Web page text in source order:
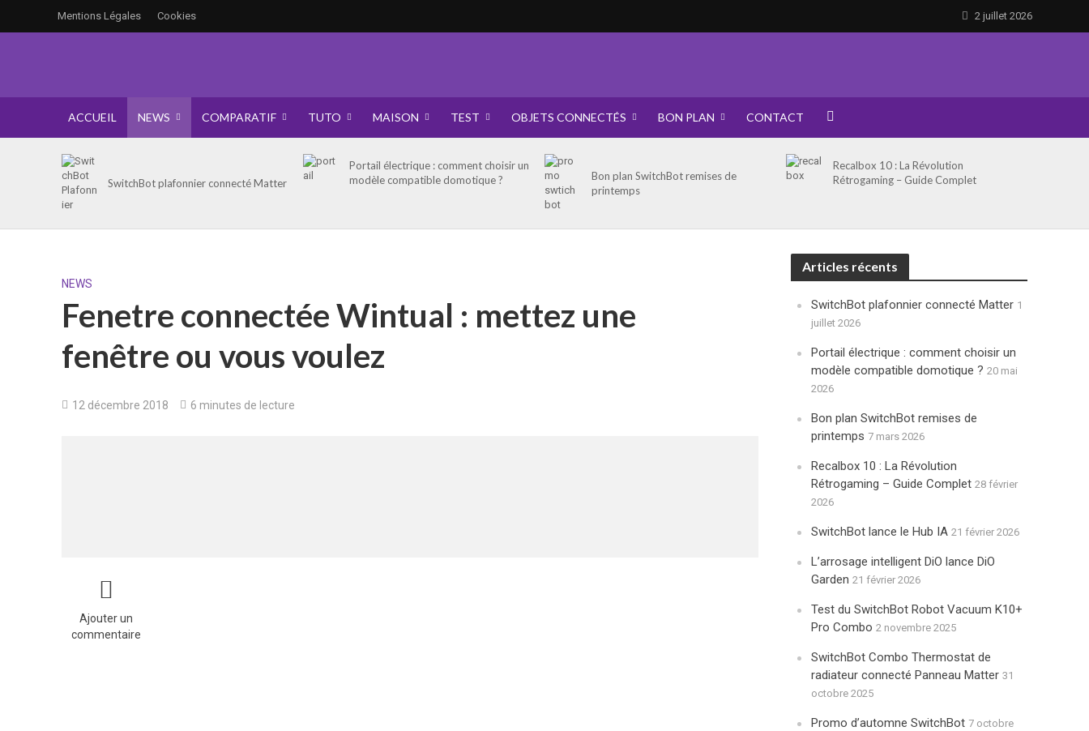
Mentions Légales Cookies 2 juillet 2026
ACCUEIL NEWS COMPARATIF TUTO MAISON TEST OBJETS CONNECTÉS BON PLAN CONTACT
SwitchBot plafonnier connecté Matter
Portail électrique : comment choisir un
modèle compatible domotique ?
Bon plan SwitchBot remises de
printemps
Recalbox 10 : La Révolution
Rétrogaming – Guide Complet
NEWS
Fenetre connectée Wintual : mettez une
fenêtre ou vous voulez
12 décembre 2018 6 minutes de lecture
Ajouter un
commentaire
Articles récents
SwitchBot plafonnier connecté Matter 1
juillet 2026
Portail électrique : comment choisir un
modèle compatible domotique ? 20 mai
2026
Bon plan SwitchBot remises de
printemps 7 mars 2026
Recalbox 10 : La Révolution
Rétrogaming – Guide Complet 28 février
2026
SwitchBot lance le Hub IA 21 février 2026
L’arrosage intelligent DiO lance DiO
Garden 21 février 2026
Test du SwitchBot Robot Vacuum K10+
Pro Combo 2 novembre 2025
SwitchBot Combo Thermostat de
radiateur connecté Panneau Matter 31
octobre 2025
Promo d’automne SwitchBot 7 octobre